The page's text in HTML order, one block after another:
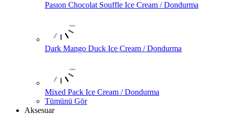
Pasıon Chocolat Souffle Ice Cream / Dondurma
Dark Mango Duck Ice Cream / Dondurma
Mixed Pack Ice Cream / Dondurma
Tümünü Gör
Aksesuar